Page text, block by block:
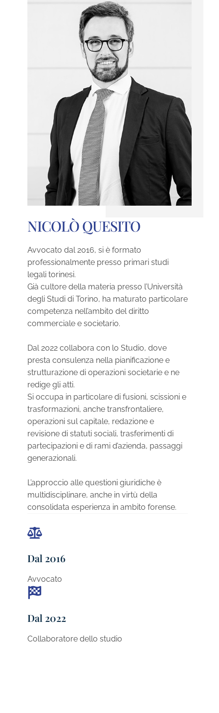
NICOLÒ QUESITO
Avvocato dal 2016, si è formato
professionalmente presso primari studi
legali torinesi.
Già cultore della materia presso l’Università
degli Studi di Torino, ha maturato particolare
competenza nell’ambito del diritto
commerciale e societario.
Dal 2022 collabora con lo Studio, dove
presta consulenza nella pianificazione e
strutturazione di operazioni societarie e ne
redige gli atti.
Si occupa in particolare di fusioni, scissioni e
trasformazioni, anche transfrontaliere,
operazioni sul capitale, redazione e
revisione di statuti sociali, trasferimenti di
partecipazioni e di rami d’azienda, passaggi
generazionali.
L’approccio alle questioni giuridiche è
multidisciplinare, anche in virtù della
consolidata esperienza in ambito forense.
Dal 2016
Avvocato
Dal 2022
Collaboratore dello studio